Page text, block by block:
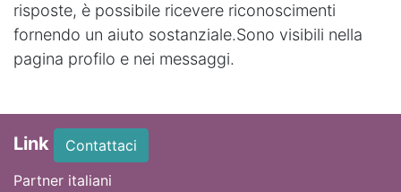
risposte, è possibile ricevere riconoscimenti
fornendo un aiuto sostanziale.Sono visibili nella
pagina profilo e nei messaggi.
Link
Contattaci
Partner italiani